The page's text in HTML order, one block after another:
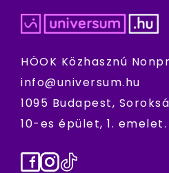
HÖOK Közhasznú
info@universum.hu
1095 Budapest,
10-es épület, 1. emelet.
Facebook
Instagram
TikTok